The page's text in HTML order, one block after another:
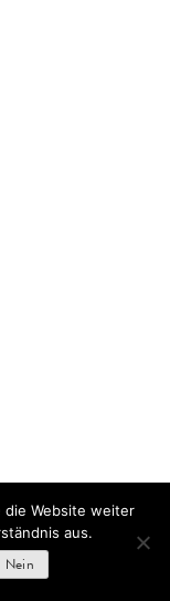
die Website weiter
aus.
Nein